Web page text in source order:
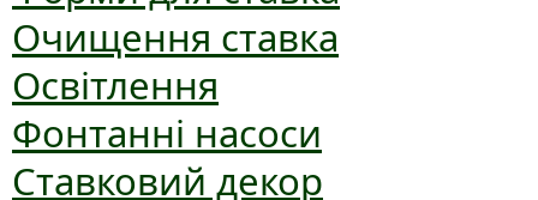
Очищення ставка
Освітлення
Фонтанні насоси
Ставковий декор